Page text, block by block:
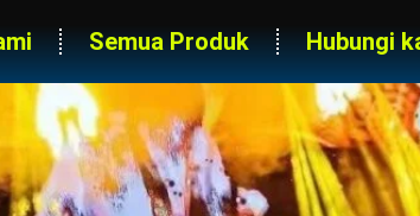
Semua Produk Hubungi